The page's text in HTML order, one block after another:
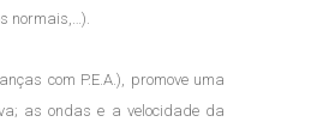
normais,…).
com P.E.A.), promove uma
as ondas e a velocidade da